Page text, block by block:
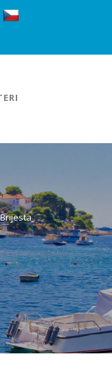
Brijesta